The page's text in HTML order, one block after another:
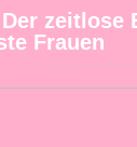
zeitlose
Frauen